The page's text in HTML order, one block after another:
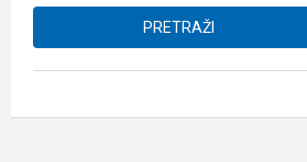
PRETRAŽI